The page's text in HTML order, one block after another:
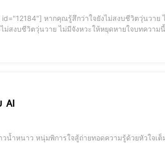
AI
น้ำหนาว หนุ่มพิการใจสู้ถ่ายทอดความรู้ด้วยหัวใจ